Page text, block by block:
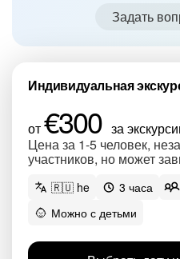
Задать
Индивидуальная
от€300 за
Цена за 1-5 человек,
участников, но может
🇷🇺 he 3 часа
Можно с детьми